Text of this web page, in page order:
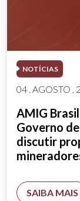
NOTÍCIAS
04 . AGOSTO .
AMIG
Governo
discutir
SAIBA MAIS